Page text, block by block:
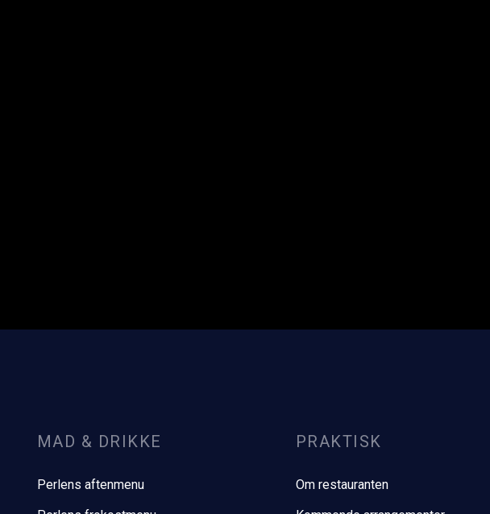
MAD & DRIKKE​
Perlens aftenmenu
PRAKTISK
Om restauranten